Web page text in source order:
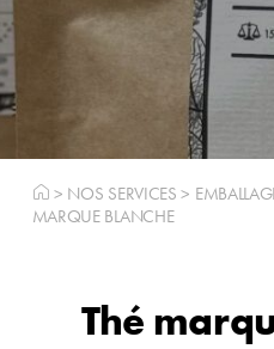
> NOS SERVICES >
MARQUE BLANCHE
Thé